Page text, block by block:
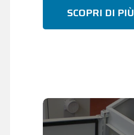
SCOPRI DI PIÙ